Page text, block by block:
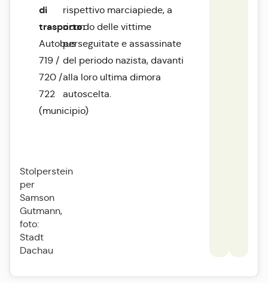
Stolperstein
per
Samson
Gutmann,
foto:
Stadt
Dachau
di
trasporto:
Autobus
719 /
720 /
722
(municipio)
rispettivo marciapiede, a
ricordo delle vittime
perseguitate e assassinate
del periodo nazista, davanti
alla loro ultima dimora
autoscelta.